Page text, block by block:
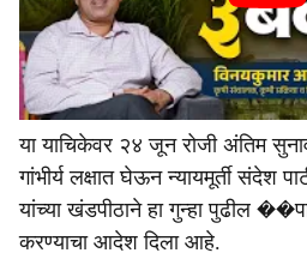
या याचिकेवर २४ जून रोजी अंतिम
गांभीर्य लक्षात घेऊन न्यायमूर्ती संदेश
यांच्या खंडपीठाने हा गुन्हा पुढील
करण्याचा आदेश दिला आहे.